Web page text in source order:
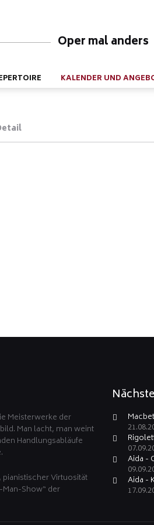
Oper mal anders
KALENDER UND
Meisterwerke der
Man lacht, man weint
Handlungsabläufe
Virtuosität
Show“ der
Aida -
Aida -